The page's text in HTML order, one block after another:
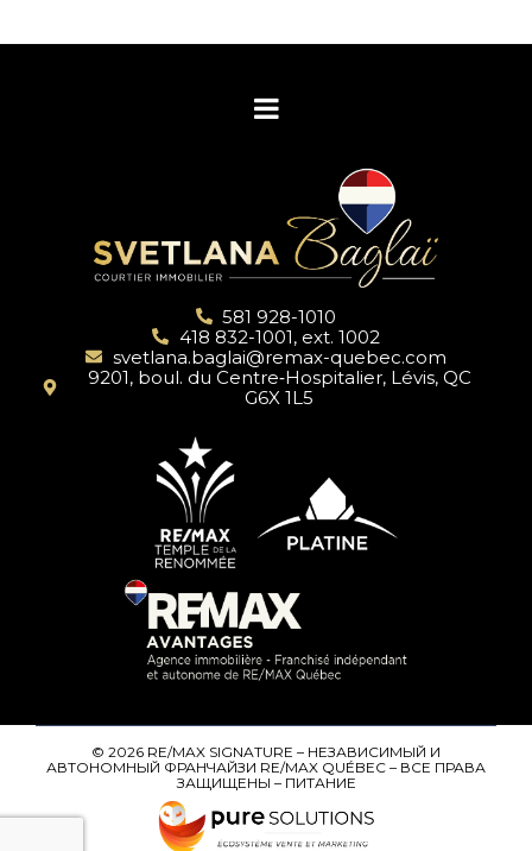
581 928-1010
418 832-1001, ext. 1002
svetlana.baglai@remax-quebec.com
9201, boul. du Centre‑Hospitalier, Lévis, QC
G6X 1L5
© 2026 RE/MAX SIGNATURE – НЕЗАВИСИМЫЙ И
АВТОНОМНЫЙ ФРАНЧАЙЗИ RE/MAX QUÉBEC – ВСЕ ПРАВА
ЗАЩИЩЕНЫ – ПИТАНИЕ